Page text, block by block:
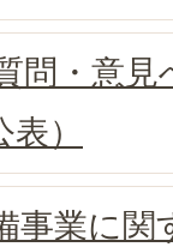
問・意
）
事業に関